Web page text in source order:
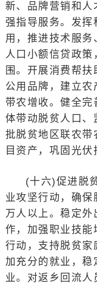
新、品牌营销和人
强指导服务。发
用，推进技术服
人口小额信贷政
围。开展消费帮
公用品牌，建立
带农增收。健全完
体带动脱贫人口、
批脱贫地区联农带
目资产，巩固光伏
(十六)促进脱
业攻坚行动，确
万人以上。稳定
作，加强职业技能
行动，支持脱贫家
加充分的就业，
业。对返乡回流